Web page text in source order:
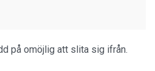
på omöjlig att slita sig ifrån.